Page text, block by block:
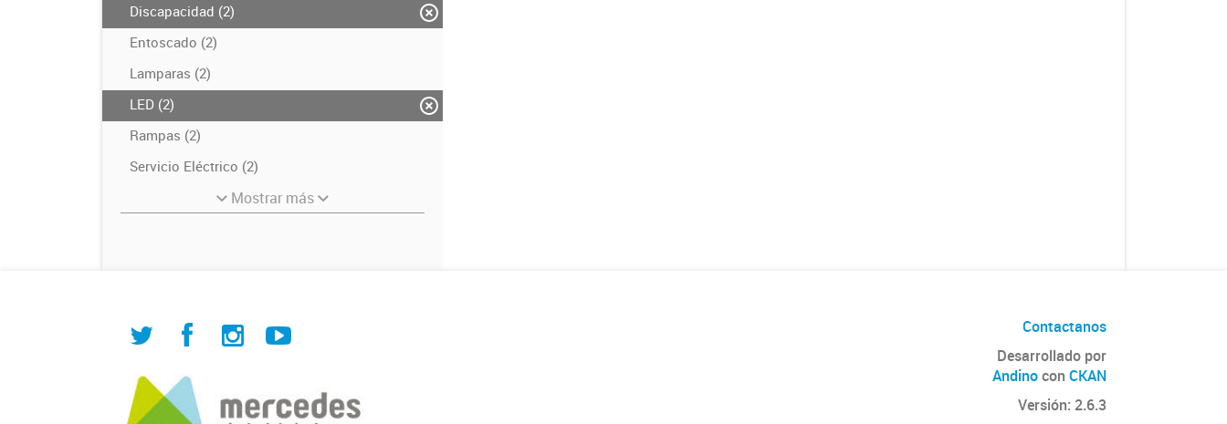
Discapacidad (2)
Entoscado (2)
Lamparas (2)
LED (2)
Rampas (2)
Servicio Eléctrico (2)
Mostrar más
Contactanos
Desarrollado por
Andinocon CKAN
Versión: 2.6.3